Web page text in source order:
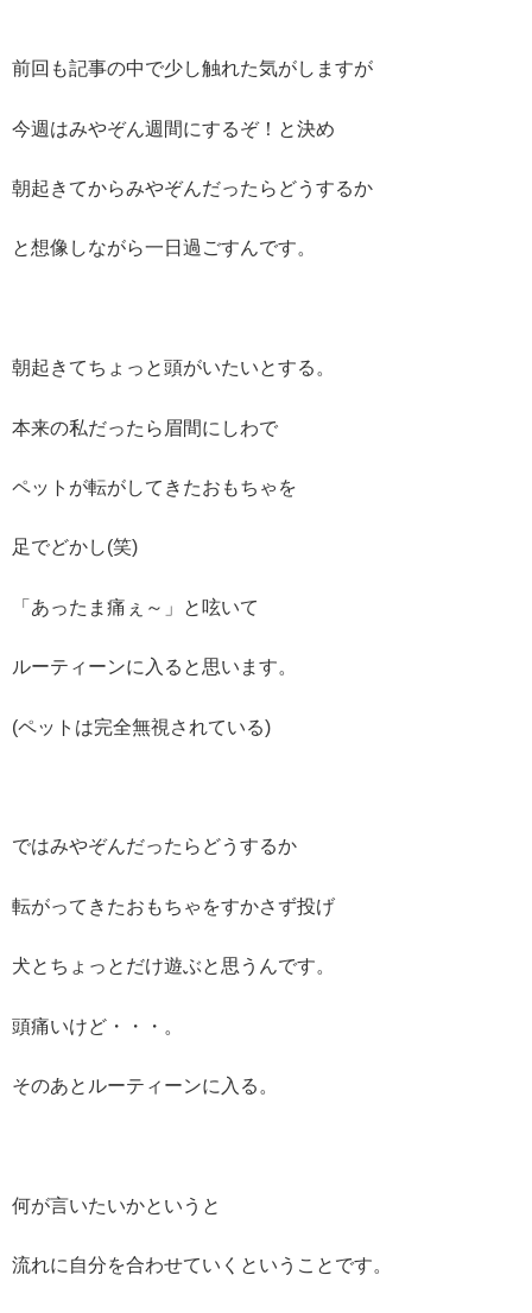
前回も記事の中で少し触れた気がしますが
今週はみやぞん週間にするぞ！と決め
朝起きてからみやぞんだったらどうするか
と想像しながら一日過ごすんです。
朝起きてちょっと頭がいたいとする。
本来の私だったら眉間にしわで
ペットが転がしてきたおもちゃを
足でどかし(笑)
「あったま痛ぇ～」と呟いて
ルーティーンに入ると思います。
(ペットは完全無視されている)
ではみやぞんだったらどうするか
転がってきたおもちゃをすかさず投げ
犬とちょっとだけ遊ぶと思うんです。
頭痛いけど・・・。
そのあとルーティーンに入る。
何が言いたいかというと
流れに自分を合わせていくということです。